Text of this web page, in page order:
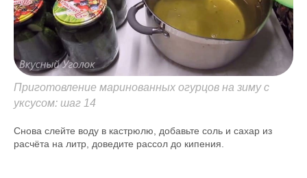
Приготовление маринованных огурцов на зиму с
уксусом: шаг 14
Снова слейте воду в кастрюлю, добавьте соль и сахар из
расчёта на литр, доведите рассол до кипения.